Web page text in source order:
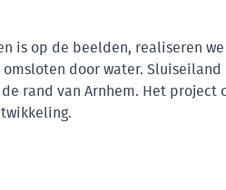
is op de beelden, realiseren
door water. Sluiseiland
rand van Arnhem. Het project